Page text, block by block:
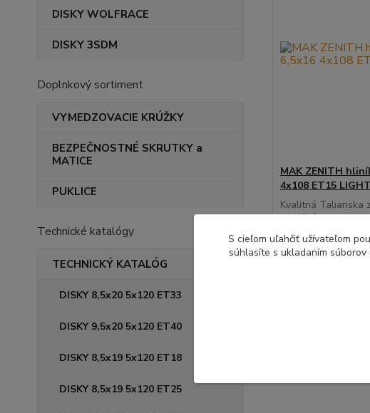
DISKY WOLFRACE
DISKY 3SDM
Doplnkový sortiment
VYMEDZOVACIE KRÚŽKY
BEZPEČNOSTNÉ SKRUTKY a
MATICE
PUKLICE
Technické katalógy
TECHNICKÝ KATALÓG
DISKY 8,5x20 5x120 ET33
DISKY 9,5x20 5x120 ET40
DISKY 8,5x19 5x120 ET18
DISKY 8,5x19 5x120 ET25
MAK ZENITH
4x108 ET15
Kvalitná Talianska
certifikátm...
S cieľom uľahčiť užívateľom
súhlasíte s ukladaním